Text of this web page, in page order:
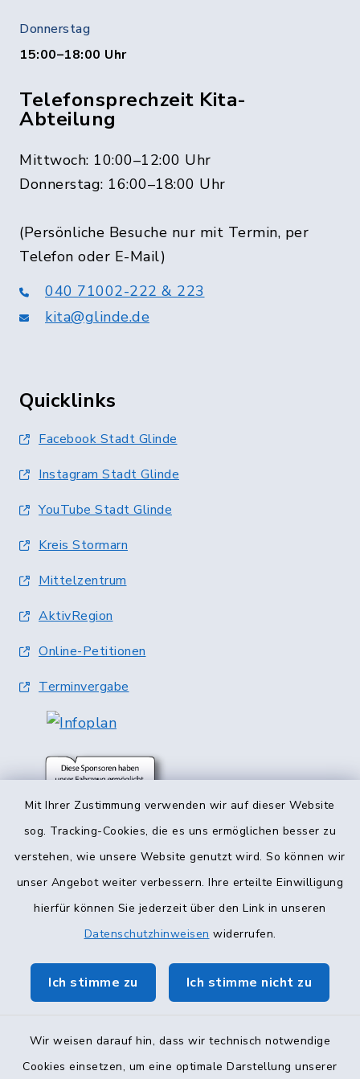
Mit Ihrer Zustimmung verwenden wir auf dieser Website
sog. Tracking-Cookies, die es uns ermöglichen besser zu
verstehen, wie unsere Website genutzt wird. So können wir
unser Angebot weiter verbessern. Ihre erteilte Einwilligung
hierfür können Sie jederzeit über den Link in unseren
Datenschutzhinweisen widerrufen.
Ich stimme zu Ich stimme nicht zu
Wir weisen darauf hin, dass wir technisch notwendige
Cookies einsetzen, um eine optimale Darstellung unserer
Donnerstag
15:00–18:00 Uhr
Telefonsprechzeit Kita-
Abteilung
Mittwoch: 10:00–12:00 Uhr
Donnerstag: 16:00–18:00 Uhr
(Persönliche Besuche nur mit Termin, per
Telefon oder E-Mail)
040 71002-222 & 223
kita@glinde.de
Quicklinks
Facebook Stadt Glinde
Instagram Stadt Glinde
YouTube Stadt Glinde
Kreis Stormarn
Mittelzentrum
AktivRegion
Online-Petitionen
Terminvergabe
Kontakt
Datenschutz